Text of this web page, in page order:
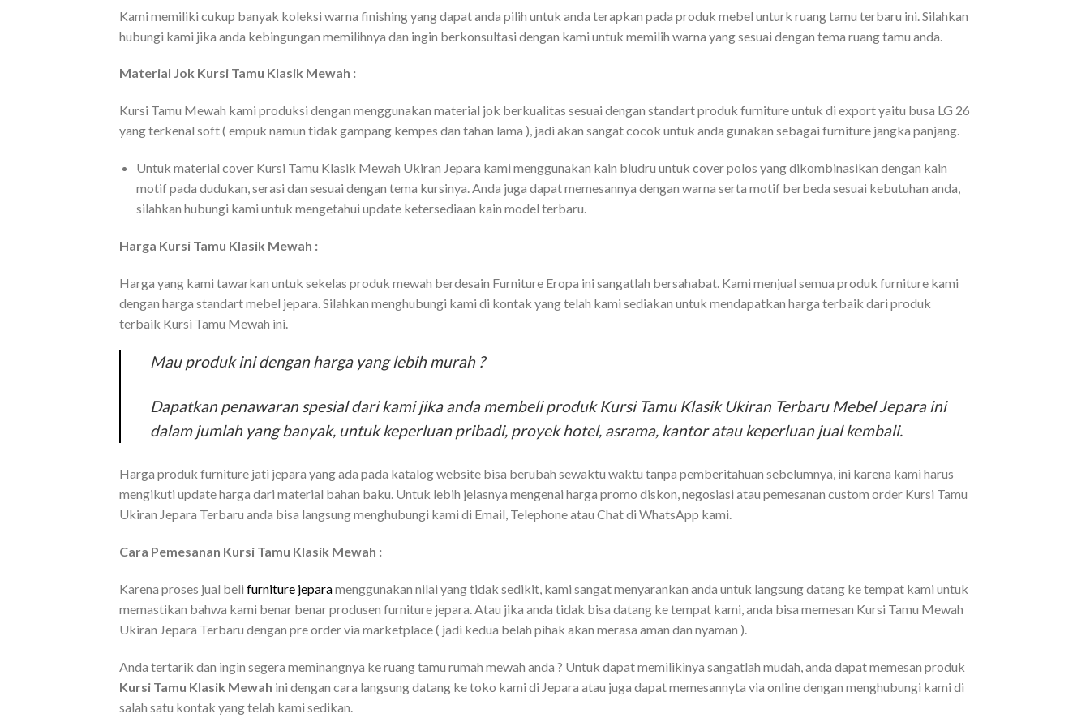
Kami memiliki cukup banyak koleksi warna finishing yang dapat anda pilih untuk anda terapkan pada produk mebel unturk ruang tamu terbaru ini. Silahkan
hubungi kami jika anda kebingungan memilihnya dan ingin berkonsultasi dengan kami untuk memilih warna yang sesuai dengan tema ruang tamu anda.
Material Jok Kursi Tamu Klasik Mewah :
Kursi Tamu Mewah kami produksi dengan menggunakan material jok berkualitas sesuai dengan standart produk furniture untuk di export yaitu busa LG 26
yang terkenal soft ( empuk namun tidak gampang kempes dan tahan lama ), jadi akan sangat cocok untuk anda gunakan sebagai furniture jangka panjang.
Untuk material cover Kursi Tamu Klasik Mewah Ukiran Jepara kami menggunakan kain bludru untuk cover polos yang dikombinasikan dengan kain
motif pada dudukan, serasi dan sesuai dengan tema kursinya. Anda juga dapat memesannya dengan warna serta motif berbeda sesuai kebutuhan anda,
silahkan hubungi kami untuk mengetahui update ketersediaan kain model terbaru.
Harga Kursi Tamu Klasik Mewah :
Harga yang kami tawarkan untuk sekelas produk mewah berdesain Furniture Eropa ini sangatlah bersahabat. Kami menjual semua produk furniture kami
dengan harga standart mebel jepara. Silahkan menghubungi kami di kontak yang telah kami sediakan untuk mendapatkan harga terbaik dari produk
terbaik Kursi Tamu Mewah ini.
Mau produk ini dengan harga yang lebih murah ?
Dapatkan penawaran spesial dari kami jika anda membeli produk Kursi Tamu Klasik Ukiran Terbaru Mebel Jepara ini
dalam jumlah yang banyak, untuk keperluan pribadi, proyek hotel, asrama, kantor atau keperluan jual kembali.
Harga produk furniture jati jepara yang ada pada katalog website bisa berubah sewaktu waktu tanpa pemberitahuan sebelumnya, ini karena kami harus
mengikuti update harga dari material bahan baku. Untuk lebih jelasnya mengenai harga promo diskon, negosiasi atau pemesanan custom order Kursi Tamu
Ukiran Jepara Terbaru anda bisa langsung menghubungi kami di Email, Telephone atau Chat di WhatsApp kami.
Cara Pemesanan Kursi Tamu Klasik Mewah :
Karena proses jual beli furniture jeparamenggunakan nilai yang tidak sedikit, kami sangat menyarankan anda untuk langsung datang ke tempat kami untuk
memastikan bahwa kami benar benar produsen furniture jepara. Atau jika anda tidak bisa datang ke tempat kami, anda bisa memesan Kursi Tamu Mewah
Ukiran Jepara Terbaru dengan pre order via marketplace ( jadi kedua belah pihak akan merasa aman dan nyaman ).
Anda tertarik dan ingin segera meminangnya ke ruang tamu rumah mewah anda ? Untuk dapat memilikinya sangatlah mudah, anda dapat memesan produk
Kursi Tamu Klasik Mewah ini dengan cara langsung datang ke toko kami di Jepara atau juga dapat memesannyta via online dengan menghubungi kami di
salah satu kontak yang telah kami sedikan.